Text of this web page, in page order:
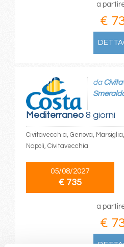
a
€
Mediterraneo8 giorni
da
Civitavecchia, Genova,
Napoli, Civitavecchia
05/08/2027
€ 735
a
€